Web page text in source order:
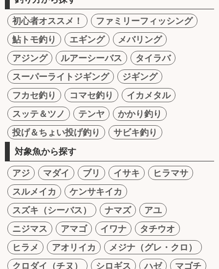
初心者オススメ！
ファミリーフィッシング
鮎トモ釣り
エギング
メバリング
アジング
ルアーシーバス
タイラバ
スーパーライトジギング
ジギング
フカセ釣り
コマセ釣り
イカメタル
スッテ＆ツノ
テンヤ
かかり釣り
投げ＆ちょい投げ釣り
サビキ釣り
対象魚から探す
アジ マダイ ブリ イサキ
ヒラマサ
スルメイカ
ケンサキイカ
スズキ（シーバス）
ナマズ
アユ
ニジマス
アマゴ イワナ
タチウオ
ヒラメ
アオリイカ
メジナ（グレ・クロ）
クロダイ（チヌ）
シロギス ハゼ
マゴチ